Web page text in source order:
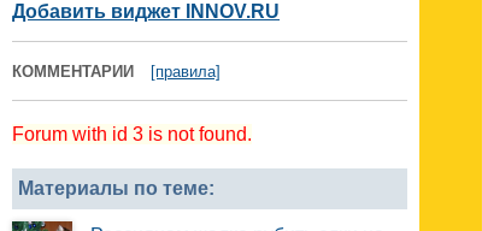
Добавить виджет INNOV.RU
КОММЕНТАРИИ [правила]
Forum with id 3 is not found.
Материалы по теме: